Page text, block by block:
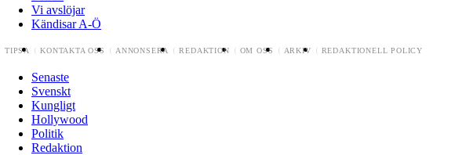
Vi avslöjar
Kändisar A-Ö
TIPSA KONTAKTA OSS ANNONSERA REDAKTION OM OSS ARKIV REDAKTIONELL POLICY
Senaste
Svenskt
Kungligt
Hollywood
Politik
Redaktion